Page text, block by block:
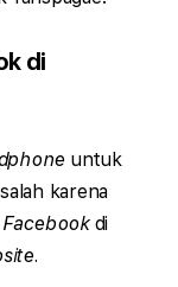
di
untuk
karena
di